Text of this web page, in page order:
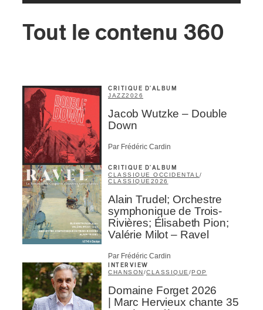
Tout le contenu 360
CRITIQUE D'ALBUM
JAZZ2026
Jacob Wutzke – Double
Down
Par Frédéric Cardin
CRITIQUE D'ALBUM
CLASSIQUE OCCIDENTAL /
CLASSIQUE 2026
Alain Trudel; Orchestre
symphonique de Trois-
Rivières; Élisabeth Pion;
Valérie Milot – Ravel
Par Frédéric Cardin
INTERVIEW
CHANSON /CLASSIQUE/POP
Domaine Forget 2026
| Marc Hervieux chante 35